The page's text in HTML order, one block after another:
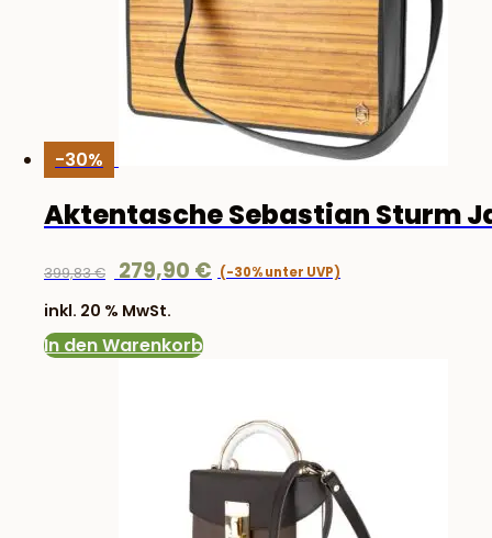
-30%
Aktentasche Sebastian Sturm
399,83€
Ursprünglicher
war:
399,83 €
279,90€
inkl. 20 % MwSt.
In den Warenkorb